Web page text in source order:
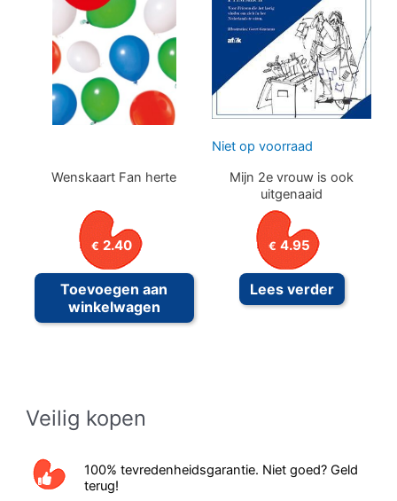
Veilig kopen
100% tevredenheidsgarantie. Niet goed? Geld
terug!
Wenskaart Fan herte
€ 2.40
Toevoegen aan
winkelwagen
Niet op voorraad
Mijn 2e vrouw is ook
uitgenaaid
€ 4.95
Lees verder